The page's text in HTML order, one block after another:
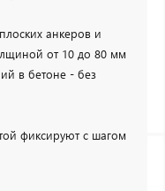
анкеров и
от 10 до 80 мм
в бетоне - без
фиксируют с шагом